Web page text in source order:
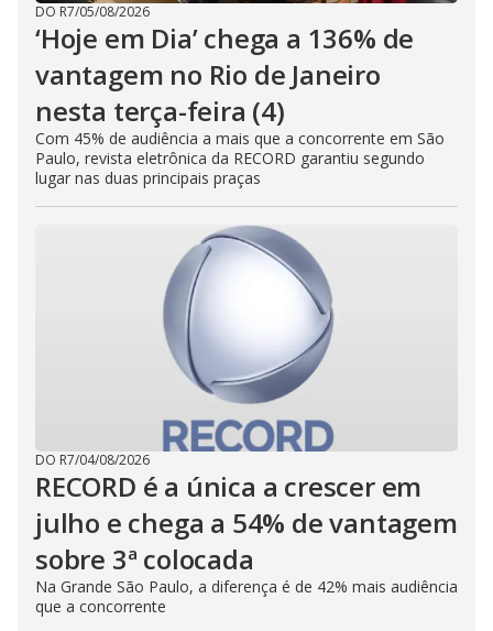
DO R7/05/08/2026
‘Hoje em Dia’ chega a 136% de
vantagem no Rio de Janeiro
nesta terça-feira (4)
Com 45% de audiência a mais que a concorrente em São
Paulo, revista eletrônica da RECORD garantiu segundo
lugar nas duas principais praças
DO R7/04/08/2026
RECORD é a única a crescer em
julho e chega a 54% de vantagem
sobre 3ª colocada
Na Grande São Paulo, a diferença é de 42% mais audiência
que a concorrente